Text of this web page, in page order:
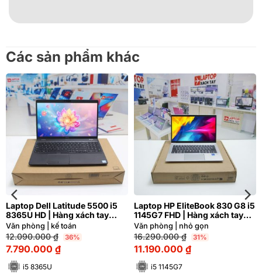
Các sản phẩm khác
Laptop Dell Latitude 5500 i5
8365U HD | Hàng xách tay
97%
Văn phòng | kế toán
12.090.000₫ 36%
7.790.000 ₫
i5 8365U
Laptop HP EliteBook 830 G8 i5
1145G7 FHD | Hàng xách tay
99%
Văn phòng | nhỏ gọn
16.290.000₫ 31%
11.190.000 ₫
i5 1145G7